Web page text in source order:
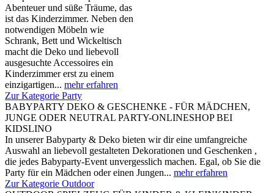
Abenteuer und süße Träume, das
ist das Kinderzimmer. Neben den
notwendigen Möbeln wie
Schrank, Bett und Wickeltisch
macht die Deko und liebevoll
ausgesuchte Accessoires ein
Kinderzimmer erst zu einem
einzigartigen... mehr erfahren
Zur Kategorie Party
BABYPARTY DEKO & GESCHENKE - FÜR MÄDCHEN,
JUNGE ODER NEUTRAL PARTY-ONLINESHOP BEI
KIDSLINO
In unserer Babyparty & Deko bieten wir dir eine umfangreiche
Auswahl an liebevoll gestalteten Dekorationen und Geschenken ,
die jedes Babyparty-Event unvergesslich machen. Egal, ob Sie die
Party für ein Mädchen oder einen Jungen... mehr erfahren
Zur Kategorie Outdoor